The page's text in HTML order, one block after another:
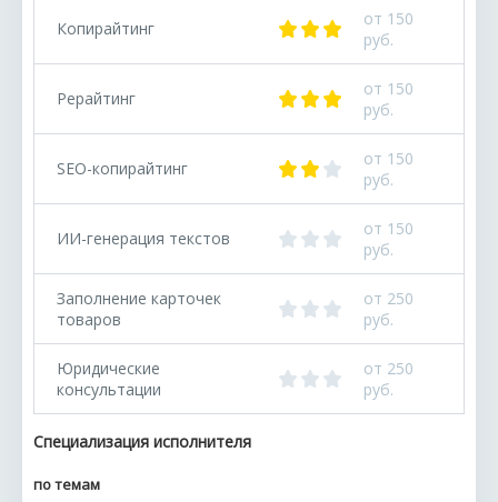
Копирайтинг
от 150
руб.
Рерайтинг
от 150
руб.
SEO-копирайтинг
от 150
руб.
ИИ-генерация текстов
от 150
руб.
Заполнение карточек
товаров
от 250
руб.
Юридические
консультации
от 250
руб.
Специализация исполнителя
по темам